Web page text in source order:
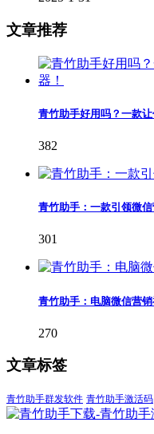
文章推荐
青竹助手好用吗？一款
382
青竹助手：一款引领微
301
青竹助手：电脑微信营
270
文章标签
青竹助手群发软件 青竹助手激活码